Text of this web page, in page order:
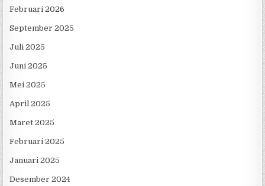
Februari 2026
September 2025
Juli 2025
Juni 2025
Mei 2025
April 2025
Maret 2025
Februari 2025
Januari 2025
Desember 2024